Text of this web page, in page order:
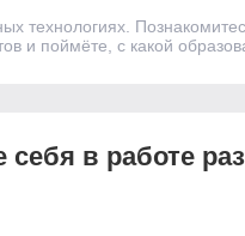
технологиях.
и поймёте, с какой
в работе